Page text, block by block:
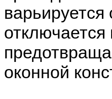
отключается
оконной